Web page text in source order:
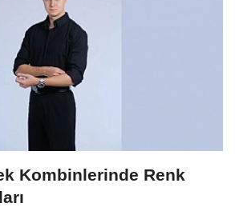
Kombinlerinde Renk